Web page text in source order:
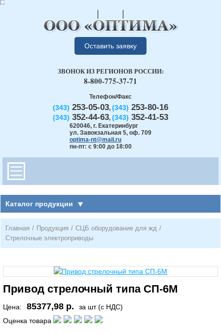
Оставить заявку
Телефон/Факс
(343) 253-05-03, (343) 253-80-16
(343) 352-44-63, (343) 352-41-53
620046, г. Екатеринбург
ул. Завокзальная 5, оф. 709
optima-nt@mail.ru
пн-пт: с 9:00 до 18:00
ЗВОНОК ИЗ РЕГИОНОВ РОССИИ:
8-800-775-37-71
Каталог продукции
Главная / Продукция / СЦБ оборудование для жд /
Стрелочные электроприводы
Привод стрелочный типа СП-6М
Цена: 85377,98 р.
за шт (с НДС)
Оценка товара